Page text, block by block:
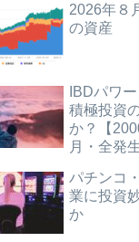
2026年
の資産
IBDパワ
積極投資
か？【
月・全発
パチンコ
業に投資
か